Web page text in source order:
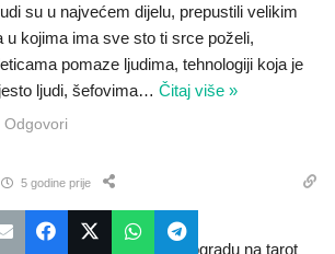
su u najvećem dijelu, prepustili velikim
u kojima ima sve sto ti srce poželi,
pomaze ljudima, tehnologiji koja je
ljudi, šefovima… Čitaj više »
Odgovori
5 godine prije
Hramu Svetog Save u Beogradu na tarot